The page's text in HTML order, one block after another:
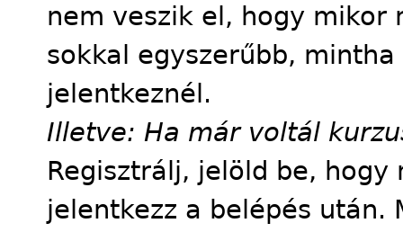
nem veszik el, hogy mikor
sokkal egyszerűbb,
jelentkeznél.
Illetve: Ha már voltál
Regisztrálj, jelöld be,
jelentkezz a belépés után.